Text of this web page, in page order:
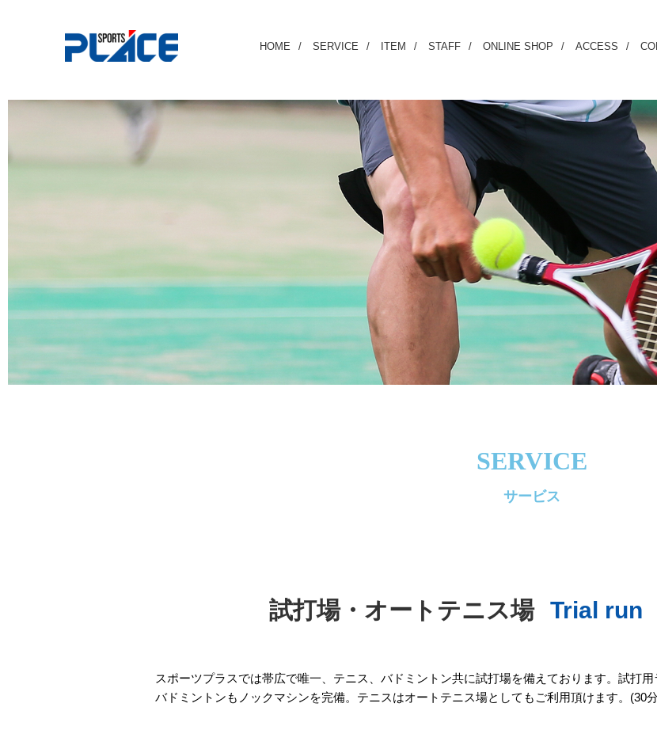
HOME SERVICE ITEM STAFF ONLINE SHOP ACCESS
SERVICE
サービス
試打場・オートテニス場 Trial
スポーツプラスでは帯広で唯一、テニス、バドミントン共に試打場を備えております。試打
バドミントンもノックマシンを完備。テニスはオートテニス場としてもご利用頂けます。(30